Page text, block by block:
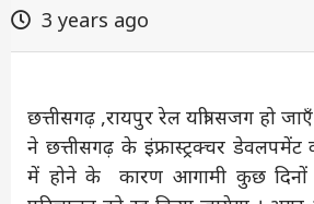
3 years ago
छत्तीसगढ़ ,रायपुर रेल यात्री सजग हो जाएँ
ने छत्तीसगढ़ के इंफ्रास्ट्रक्चर
में होने के कारण आगामी कुछ दिनों